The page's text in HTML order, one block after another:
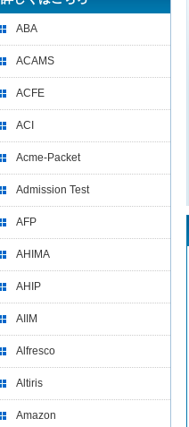
ABA
ACAMS
ACFE
ACI
Acme-Packet
Admission Test
AFP
AHIMA
AHIP
AIIM
Alfresco
Altiris
Amazon